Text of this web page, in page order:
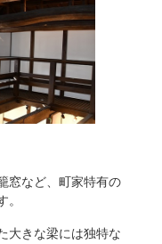
窓など、町家特有の
大きな梁には独特な